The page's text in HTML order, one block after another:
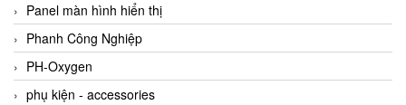
Panel màn hình hiển thị
Phanh Công Nghiệp
PH-Oxygen
phụ kiện - accessories